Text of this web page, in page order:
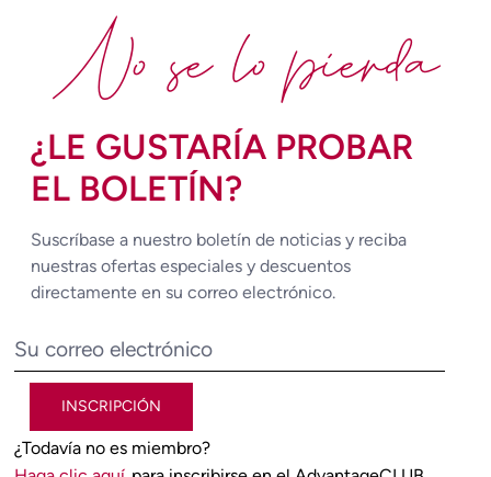
¿LE GUSTARÍA PROBAR
EL BOLETÍN?
Suscríbase a nuestro boletín de noticias y reciba
nuestras ofertas especiales y descuentos
directamente en su correo electrónico.
INSCRIPCIÓN
¿Todavía no es miembro?
No se lo pierda